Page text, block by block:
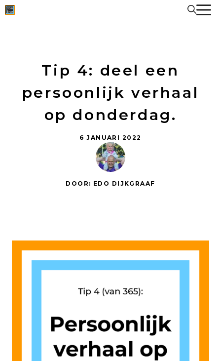
Spring
naar
Tip 4: deel een
persoonlijk verhaal
op donderdag.
6 JANUARI 2022
DOOR: EDO DIJKGRAAF